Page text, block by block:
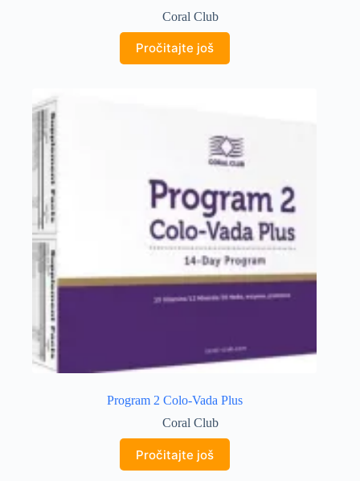
Coral Club
Pročitajte još
Program 2 Colo-Vada Plus
Coral Club
Pročitajte još